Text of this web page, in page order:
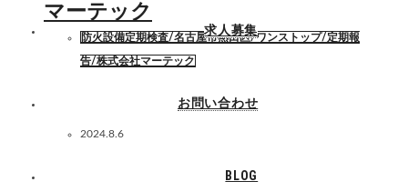
求人募集
お問い合わせ
BLOG
マーテック
防火設備定期検査/名古屋市熱田区/ワンストップ/定期報
告/株式会社マーテック
2024.8.6